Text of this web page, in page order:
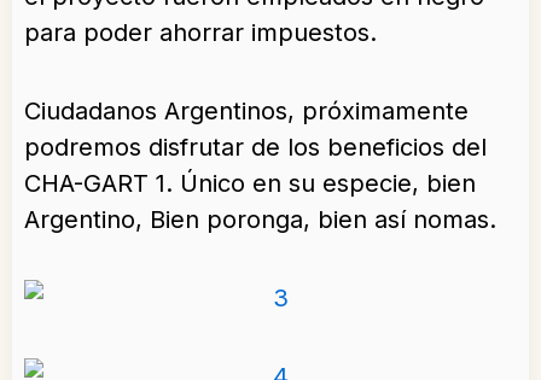
para poder ahorrar impuestos.
Ciudadanos Argentinos, próximamente
podremos disfrutar de los beneficios del
CHA-GART 1. Único en su especie, bien
Argentino, Bien poronga, bien así nomas.